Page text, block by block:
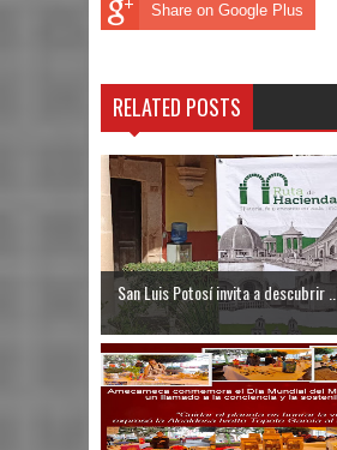
Share on Google Plus
RELATED POSTS
San Luis Potosí invita a descubrir ...